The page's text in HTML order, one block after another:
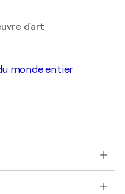
d'art
monde entier